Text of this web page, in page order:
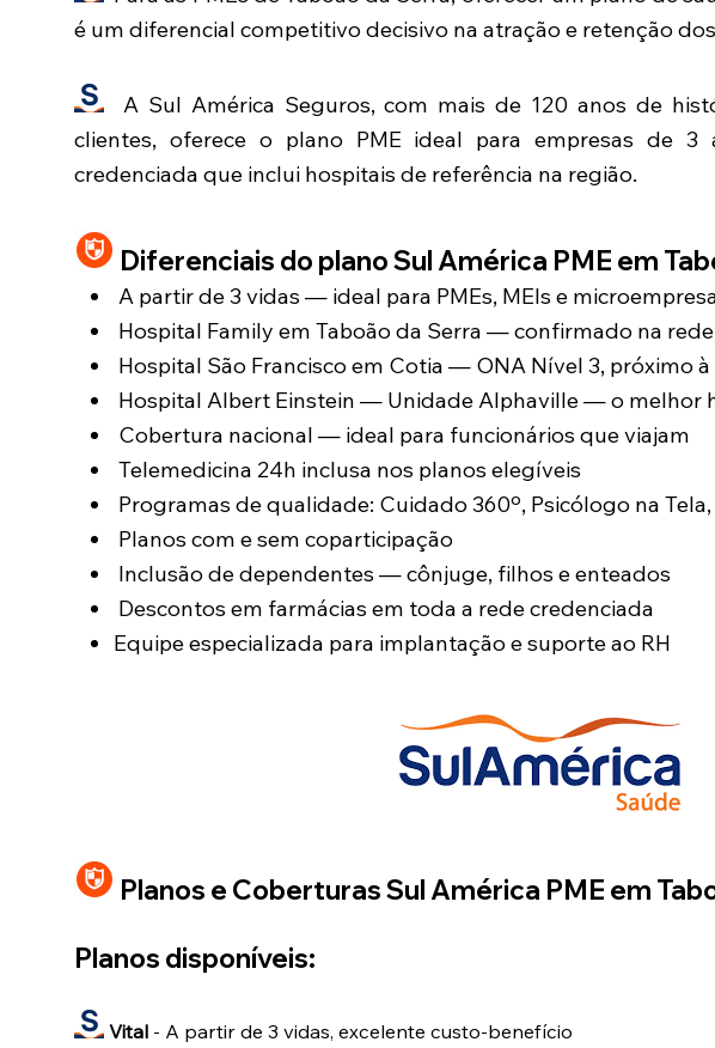
é um diferencial competitivo decisivo na atração e retenção
A Sul América Seguros, com mais de 120 anos de
clientes, oferece o plano PME ideal para empresas de
credenciada que inclui hospitais de referência na região.
Diferenciais do plano Sul América PME em
A partir de 3 vidas — ideal para PMEs, MEIs e
Hospital Family em Taboão da Serra — confirmado na
Hospital São Francisco em Cotia — ONA Nível 3, próximo
Hospital Albert Einstein — Unidade Alphaville — o melhor
Cobertura nacional — ideal para funcionários que viajam
Telemedicina 24h inclusa nos planos elegíveis
Programas de qualidade: Cuidado 360º, Psicólogo na
Planos com e sem coparticipação
Inclusão de dependentes — cônjuge, filhos e enteados
Descontos em farmácias em toda a rede credenciada
Equipe especializada para implantação e suporte ao RH
Planos e Coberturas Sul América PME em
Planos disponíveis:
Vital- A partir de 3 vidas, excelente custo-benefício